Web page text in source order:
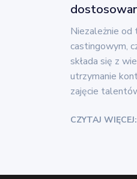
Niezależnie od
castingowym,
składa się z
utrzymanie
zajęcie
CZYTAJ WIĘCEJ: